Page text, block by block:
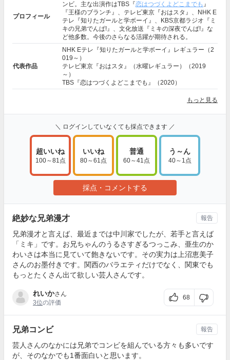
プロフィール
ンビ。主な出演作はTBS『恋はつづくよどこまでも 』
『王様のブランチ』、テレビ東京『おはスタ』、NHK E
テレ『知りたガールと学ボーイ』、KBS京都ラジオ『ミ
キの兄弟でんぱ!』、文化放送『ミキの深夜でんぱ!』な
ど他多数。今後のさらなる活躍が期待される。
代表作品
NHK Eテレ『知りたガールと学ボーイ』レギュラー（2
019～）
テレビ東京『おはスタ』（水曜レギュラー）（2019
～）
TBS『恋はつづくよどこまでも』（2020）
もっと見る
＼ ログインしていなくても採点できます ／
超いいね
100～81点
いいね
80～61点
普通
60～41点
う～ん
40～1点
採点・コメントする
絶妙な兄弟漫才
兄弟漫才と言えば、最近までは中川家でしたが、若手と言えば
「ミキ」です。お兄ちゃんのうるさすぎるつっこみ、亜生のか
わいさは本当に見ていて飽きないです。その実力は上沼恵美子
さんのお墨付きです。関西のバラエティだけでなく、関東でも
もっとたくさん出て欲しい芸人さんです。
れいかさん
3位の評価
68
報告
兄弟コンビ
芸人さんのなかには兄弟でコンビを組んでいる方々も多いです
が、そのなかでも1番面白いと思います。
報告